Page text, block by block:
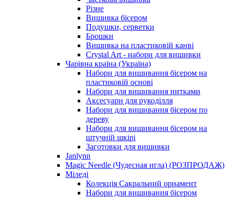
Різне
Вишивка бісером
Подушки, серветки
Брошки
Вишивка на пластиковій канві
Crystal Art - набори для вишивки
Чарівна країна (Україна)
Набори для вишивання бісером на
пластиковій основі
Набори для вишивання нитками
Аксесуари для рукоділля
Набори для вишивання бісером по
дереву
Набори для вишивання бісером на
штучній шкірі
Заготовки для вишивки
Janlynn
Magic Needle (Чудесная игла) (РОЗПРОДАЖ)
Міледі
Колекція Сакральний орнамент
Набори для вишивання бісером